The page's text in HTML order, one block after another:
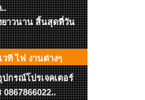
..
ยาวนาน สิ้นสุดที่วัน
วที ไฟ งานต่างๆ
ปกรณ์โปรเจคเตอร์